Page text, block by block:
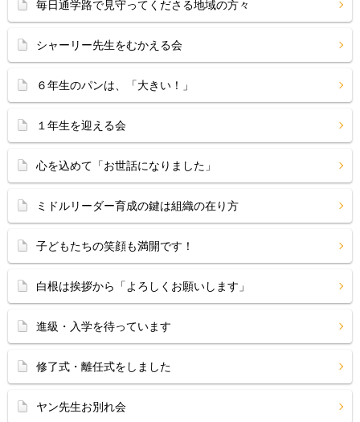
毎日通学路で見守ってくださる地域の方々
シャーリー先生をむかえる会
６年生のパンは、「大きい！」
１年生を迎える会
心を込めて「お世話になりました」
ミドルリーダー育成の鍵は組織の在り方
子どもたちの笑顔も満開です！
白根は挨拶から「よろしくお願いします」
進級・入学を待っています
修了式・離任式をしました
ヤン先生お別れ会